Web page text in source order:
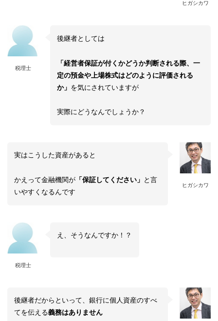
ヒガシカワ
税理士
後継者としては
「経営者保証が付くかどうか判断される際、一
定の預金や上場株式はどのように評価される
か」 を気にされていますが
実際にどうなんでしょうか？
ヒガシカワ
実はこうした資産があると
かえって金融機関が 「保証してください」 と言
いやすくなるんです
税理士
え、そうなんですか！？
後継者だからといって、銀行に個人資産のすべ
てを伝える義務はありません